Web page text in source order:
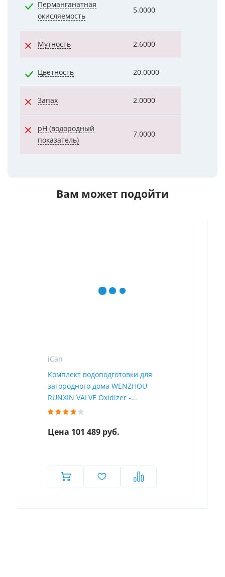
Перманганатная
окисляемость
5.0000
Мутность 2.6000
Цветность 20.0000
Запах 2.0000
pH (водородный
показатель)
7.0000
Вам может подойти
iCan
Комплект водоподготовки для
загородного дома WENZHOU
RUNXIN VALVE Oxidizer -...
Цена 101 489 руб.